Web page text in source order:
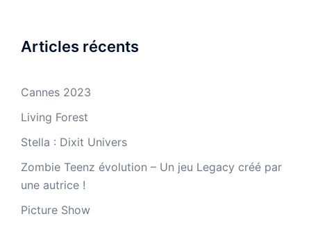
Articles récents
Cannes 2023
Living Forest
Stella : Dixit Univers
Zombie Teenz évolution – Un jeu Legacy créé par
une autrice !
Picture Show